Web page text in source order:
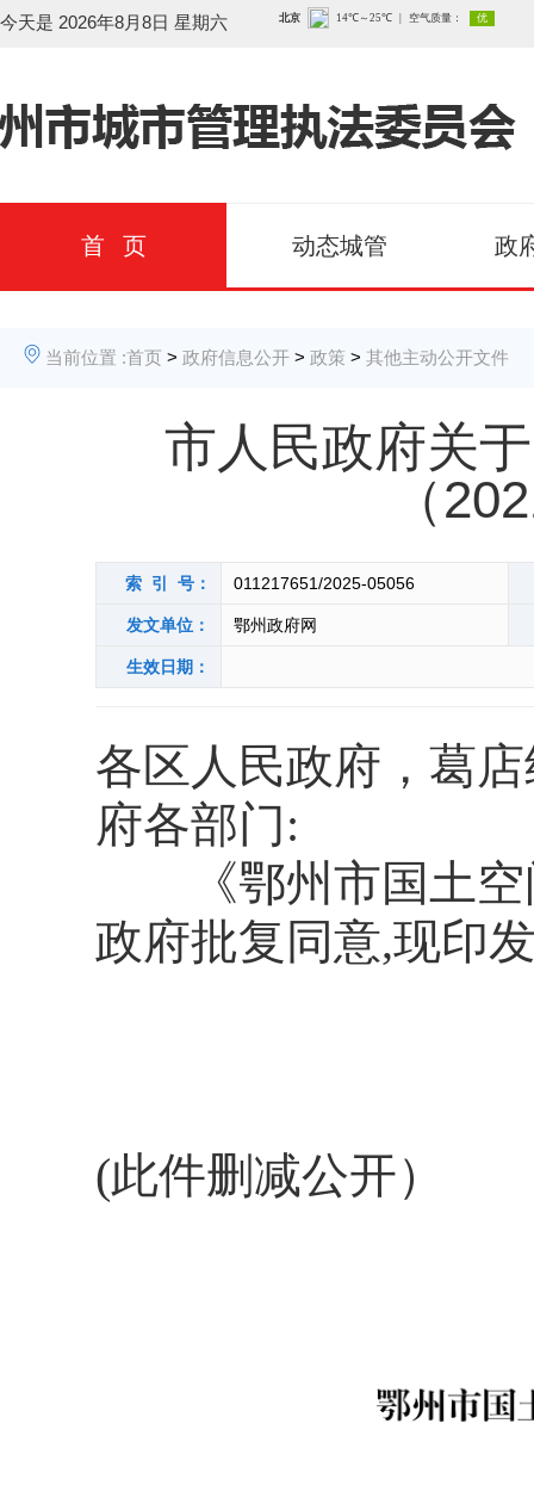
今天是 2026年8月8日 星期六
首 页 动态城管 政
当前位置 :首页 > 政府信息公开 > 政策 > 其他主动公开文件
市人民政府关
（
索 引 号： 011217651/2025-05056
发文单位： 鄂州政府网
生效日期：
各区人民政府，葛
府各部门:
《鄂州市国土空
政府批复同意,现印
(此件删减公开）